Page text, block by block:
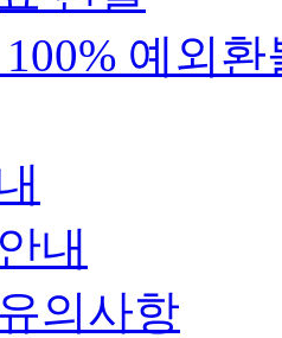
예외환
내
의사항